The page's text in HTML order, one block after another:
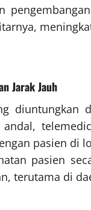
Jarak Jauh
diuntungkan
pasien di
pasien
terutama di